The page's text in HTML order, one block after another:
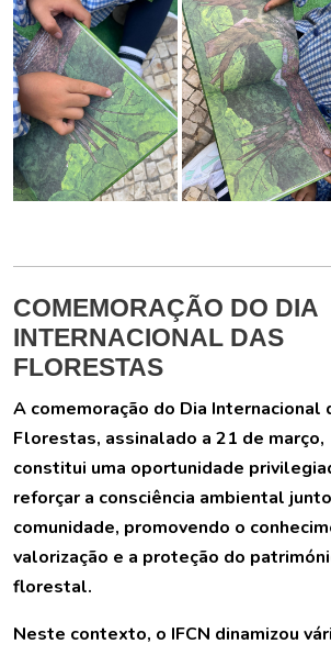
COMEMORAÇÃO DO DIA
INTERNACIONAL DAS
FLORESTAS
A comemoração do Dia Internacional
Florestas, assinalado a 21 de março,
constitui uma oportunidade
reforçar a consciência ambiental
comunidade, promovendo o
valorização e a proteção do
florestal.
Neste contexto, o IFCN dinamizou